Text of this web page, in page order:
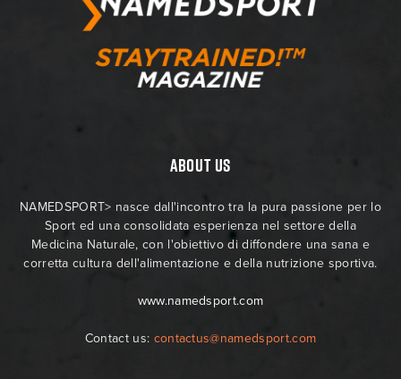
ABOUT US
NAMEDSPORT> nasce dall'incontro tra la pura passione per lo
Sport ed una consolidata esperienza nel settore della
Medicina Naturale, con l'obiettivo di diffondere una sana e
corretta cultura dell'alimentazione e della nutrizione sportiva.
www.namedsport.com
Contact us: contactus@namedsport.com